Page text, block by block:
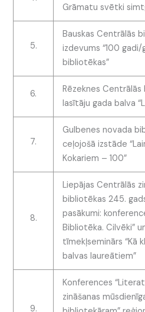
Grāmatu svētki
5.
Bauskas Centrālās
izdevums “100 gadi/
bibliotēkas”
6.
Rēzeknes
lasītāju gada balva
7.
Gulbenes novada
ceļojošā izstāde
Kokariem – 100”
8.
Liepājas Centrālās
bibliotēkas 245.
pasākumi:
Bibliotēka. Cilvēki”
tīmekļseminārs “Kā
balvas laureātiem”
9.
Konferences
zināšanas